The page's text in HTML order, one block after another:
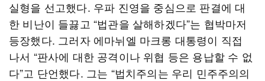
실형을 선고했다. 우파 진영을 중심으로 판결에 대
한 비난이 들끓고 “법관을 살해하겠다”는 협박마저
등장했다. 그러자 에마뉘엘 마크롱 대통령이 직접
나서 “판사에 대한 공격이나 위협 등은 용납할 수 없
다”고 단언했다. 그는 “법치주의는 우리 민주주의의